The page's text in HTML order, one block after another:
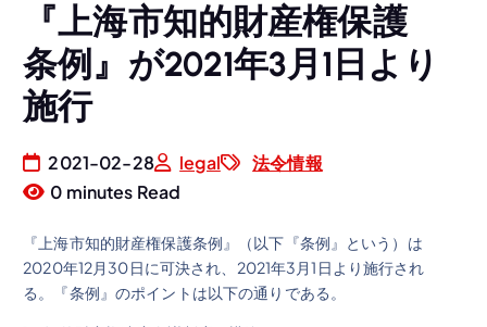
『上海市知的財産権保護
条例』が2021年3月1日より
施行
2021-02-28 legal
法令情報
0 minutes Read
『上海市知的財産権保護条例』（以下『条例』という）は
2020年12月30日に可決され、2021年3月1日より施行され
る。『条例』のポイントは以下の通りである。